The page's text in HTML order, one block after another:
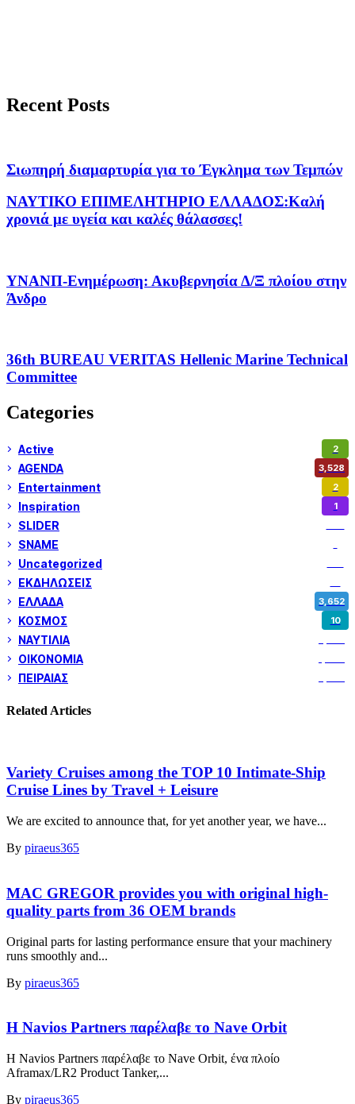
Recent Posts
Σιωπηρή διαμαρτυρία για το Έγκλημα των Τεμπών
ΝΑΥΤΙΚΟ ΕΠΙΜΕΛΗΤΗΡΙΟ ΕΛΛΑΔΟΣ:Καλή
χρονιά με υγεία και καλές θάλασσες!
ΥΝΑΝΠ-Ενημέρωση: Ακυβερνησία Δ/Ξ πλοίου στην
Άνδρο
36th BUREAU VERITAS Hellenic Marine Technical
Committee
Categories
Active 2
AGENDA 3,528
Entertainment 2
Inspiration 1
SLIDER
SNAME
Uncategorized
ΕΚΔΗΛΩΣΕΙΣ
ΕΛΛΑΔΑ 3,652
ΚΟΣΜΟΣ 10
ΝΑΥΤΙΛΙΑ
ΟΙΚΟΝΟΜΙΑ
ΠΕΙΡΑΙΑΣ
Related Articles
Variety Cruises among the TOP 10 Intimate-Ship
Cruise Lines by Travel + Leisure
We are excited to announce that, for yet another year, we have...
By piraeus365
MAC GREGOR provides you with original high-
quality parts from 36 OEM brands
Original parts for lasting performance ensure that your machinery
runs smoothly and...
By piraeus365
Η Navios Partners παρέλαβε το Nave Orbit
Η Navios Partners παρέλαβε το Nave Orbit, ένα πλοίο
Aframax/LR2 Product Tanker,...
By piraeus365